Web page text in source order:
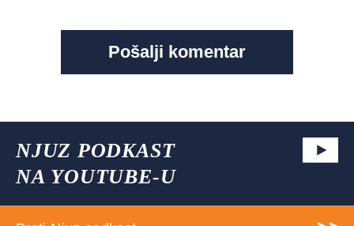
NJUZ PODKAST
NA YOUTUBE-U